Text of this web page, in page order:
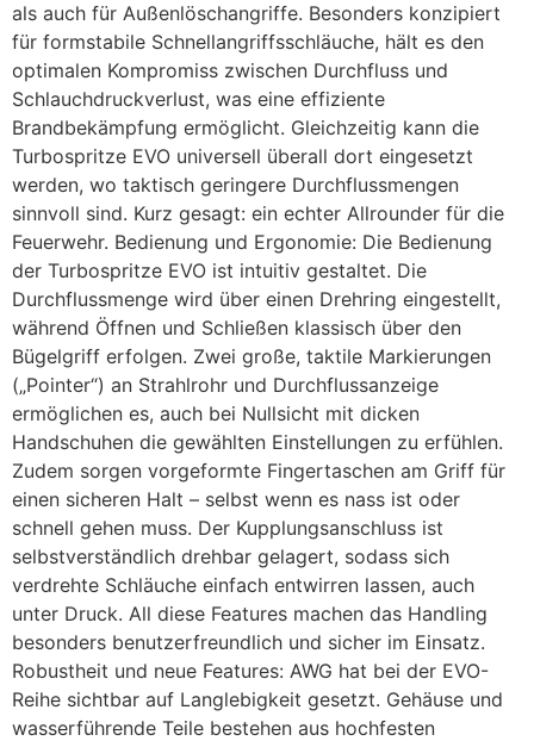
als auch für Außenlöschangriffe. Besonders konzipiert
für formstabile Schnellangriffsschläuche, hält es den
optimalen Kompromiss zwischen Durchfluss und
Schlauchdruckverlust, was eine effiziente
Brandbekämpfung ermöglicht. Gleichzeitig kann die
Turbospritze EVO universell überall dort eingesetzt
werden, wo taktisch geringere Durchflussmengen
sinnvoll sind. Kurz gesagt: ein echter Allrounder für die
Feuerwehr. Bedienung und Ergonomie: Die Bedienung
der Turbospritze EVO ist intuitiv gestaltet. Die
Durchflussmenge wird über einen Drehring eingestellt,
während Öffnen und Schließen klassisch über den
Bügelgriff erfolgen. Zwei große, taktile Markierungen
(„Pointer“) an Strahlrohr und Durchflussanzeige
ermöglichen es, auch bei Nullsicht mit dicken
Handschuhen die gewählten Einstellungen zu erfühlen.
Zudem sorgen vorgeformte Fingertaschen am Griff für
einen sicheren Halt – selbst wenn es nass ist oder
schnell gehen muss. Der Kupplungsanschluss ist
selbstverständlich drehbar gelagert, sodass sich
verdrehte Schläuche einfach entwirren lassen, auch
unter Druck. All diese Features machen das Handling
besonders benutzerfreundlich und sicher im Einsatz.
Robustheit und neue Features: AWG hat bei der EVO-
Reihe sichtbar auf Langlebigkeit gesetzt. Gehäuse und
wasserführende Teile bestehen aus hochfesten